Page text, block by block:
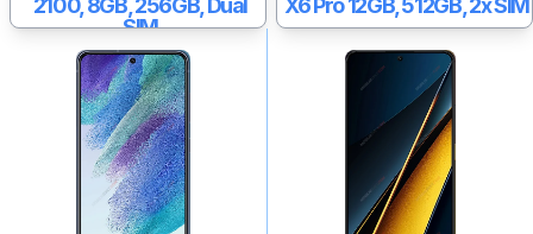
2100, 8GB, 256GB, Dual
SIM
X6 Pro12GB, 512GB, 2x SIM